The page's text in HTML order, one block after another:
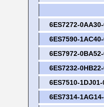
6ES7272-
6ES7590-
6ES7972-
6ES7232-
6ES7510-
6ES7314-